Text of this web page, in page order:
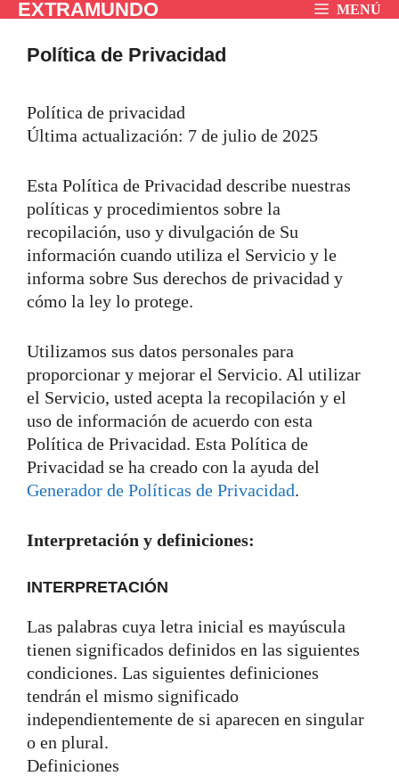
Saltar
contenido
EXTRAMUNDO MENÚ
Política de Privacidad
Política de privacidad
Última actualización: 7 de julio de 2025
Esta Política de Privacidad describe nuestras
políticas y procedimientos sobre la
recopilación, uso y divulgación de Su
información cuando utiliza el Servicio y le
informa sobre Sus derechos de privacidad y
cómo la ley lo protege.
Utilizamos sus datos personales para
proporcionar y mejorar el Servicio. Al utilizar
el Servicio, usted acepta la recopilación y el
uso de información de acuerdo con esta
Política de Privacidad. Esta Política de
Privacidad se ha creado con la ayuda del
Generador de Políticas de Privacidad.
Interpretación y definiciones:
INTERPRETACIÓN
Las palabras cuya letra inicial es mayúscula
tienen significados definidos en las siguientes
condiciones. Las siguientes definiciones
tendrán el mismo significado
independientemente de si aparecen en singular
o en plural.
Definiciones